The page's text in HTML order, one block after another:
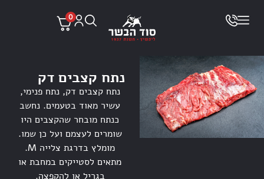
0
נתח קצבים דק
נתח קצבים דק, נתח פנימי,
עשיר מאוד בטעמים. נחשב
כנתח מובחר שהקצבים היו
שומרים לעצמם ועל כן שמו.
מומלץ בדרגת צלייה M.
מתאים לסטייקים במחבת או
בגריל או להקפצה.